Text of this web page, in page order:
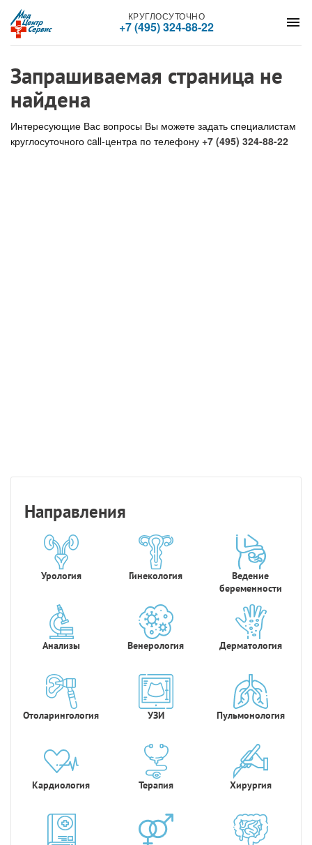
menu
КРУГЛОСУТОЧНО
+7 (495) 324-88-22
Запрашиваемая страница не
найдена
Интересующие Вас вопросы Вы можете задать специалистам
круглосуточного call-центра по телефону +7 (495) 324-88-22
Направления
Урология Гинекология
Ведение
беременности
Анализы Венерология Дерматология
Отоларингология УЗИ Пульмонология
Кардиология Терапия Хирургия